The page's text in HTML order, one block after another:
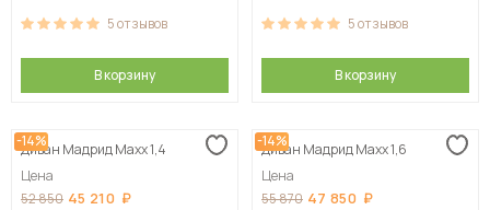
5отзывов
В корзину
5отзывов
В корзину
-14%
Диван Мадрид Maxx 1,4
Цена
52 850 45 210
-14%
Диван Мадрид Maxx 1,6
Цена
55 870 47 850